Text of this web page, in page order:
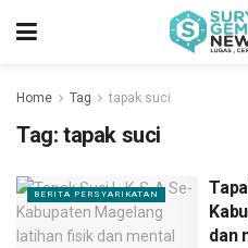
Home Tag tapak suci
Tag: tapak suci
BERITA PERSYARIKATAN
dan